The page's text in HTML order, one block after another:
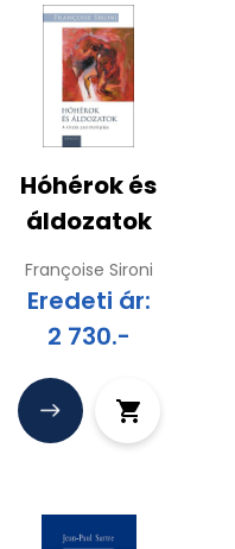
Hóhérok és
áldozatok
Françoise Sironi
Eredeti ár:
2 730.-